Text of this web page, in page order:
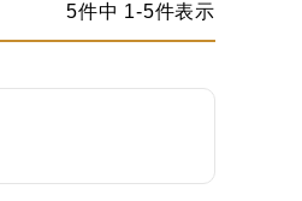
5件中 1-5件表示